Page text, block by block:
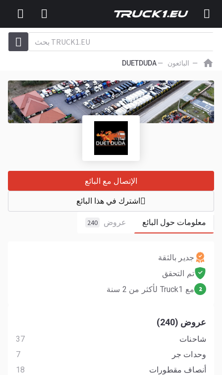
البائعون DUETDUDA
معلومات حول البائع عروض 240
الإتصال مع البائع
اشترك في هذا البائع
جدير بالثقة
تم التحقق
2 مع Truck1 لأكثر من 2 سنة
عروض (240)
شاحنات
37
وحدات جر
7
أنصاف مقطورات
18